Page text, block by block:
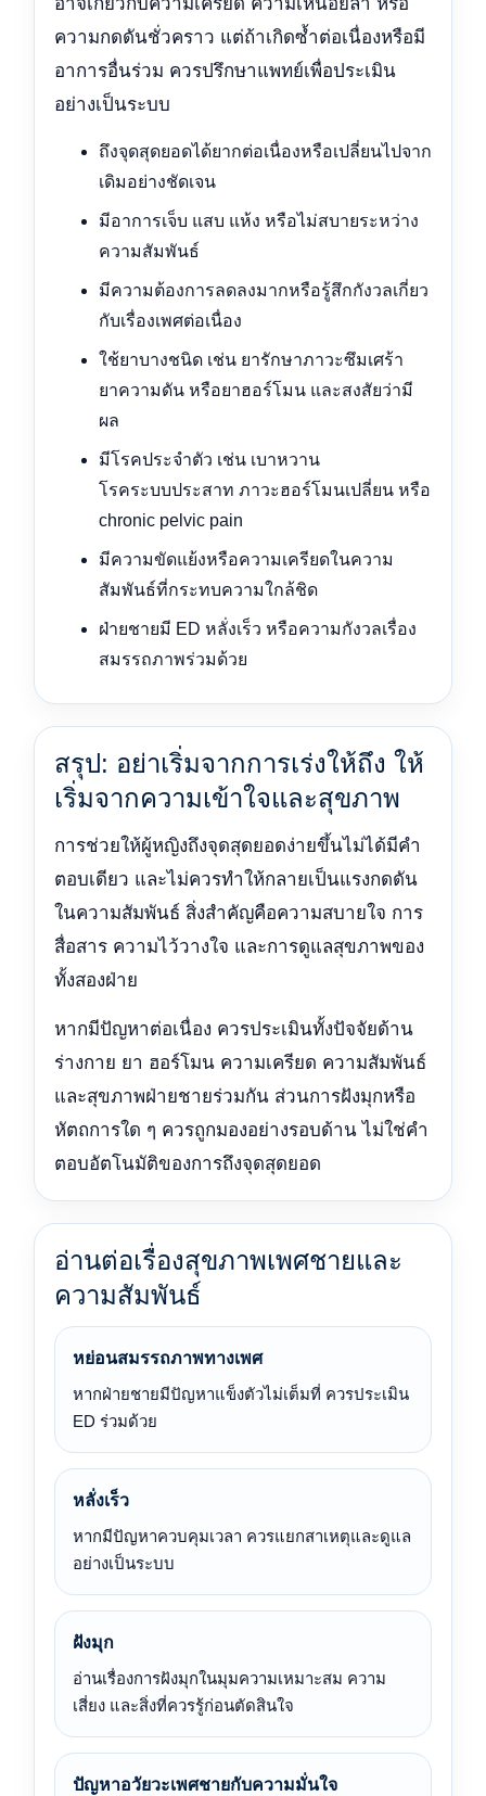
ความกดดันชั่วคราว แต่ถ้าเกิดซ้ำต่อเนื่องหรือมี
อาการอื่นร่วม ควรปรึกษาแพทย์เพื่อประเมิน
อย่างเป็นระบบ
ถึงจุดสุดยอดได้ยากต่อเนื่องหรือเปลี่ยนไปจาก
เดิมอย่างชัดเจน
มีอาการเจ็บ แสบ แห้ง หรือไม่สบายระหว่าง
ความสัมพันธ์
มีความต้องการลดลงมากหรือรู้สึกกังวลเกี่ยว
กับเรื่องเพศต่อเนื่อง
ใช้ยาบางชนิด เช่น ยารักษาภาวะซึมเศร้า
ยาความดัน หรือยาฮอร์โมน และสงสัยว่ามี
ผล
มีโรคประจำตัว เช่น เบาหวาน
โรคระบบประสาท ภาวะฮอร์โมนเปลี่ยน หรือ
chronic pelvic pain
มีความขัดแย้งหรือความเครียดในความ
สัมพันธ์ที่กระทบความใกล้ชิด
ฝ่ายชายมี ED หลั่งเร็ว หรือความกังวลเรื่อง
สมรรถภาพร่วมด้วย
สรุป: อย่าเริ่มจากการเร่งให้ถึง ให้
เริ่มจากความเข้าใจและสุขภาพ
การช่วยให้ผู้หญิงถึงจุดสุดยอดง่ายขึ้นไม่ได้มีคำ
ตอบเดียว และไม่ควรทำให้กลายเป็นแรงกดดัน
ในความสัมพันธ์ สิ่งสำคัญคือความสบายใจ การ
สื่อสาร ความไว้วางใจ และการดูแลสุขภาพของ
ทั้งสองฝ่าย
หากมีปัญหาต่อเนื่อง ควรประเมินทั้งปัจจัยด้าน
ร่างกาย ยา ฮอร์โมน ความเครียด ความสัมพันธ์
และสุขภาพฝ่ายชายร่วมกัน ส่วนการฝังมุกหรือ
หัตถการใด ๆ ควรถูกมองอย่างรอบด้าน ไม่ใช่คำ
ตอบอัตโนมัติของการถึงจุดสุดยอด
อ่านต่อเรื่องสุขภาพเพศชายและ
ความสัมพันธ์
หย่อนสมรรถภาพทางเพศ
หากฝ่ายชายมีปัญหาแข็งตัวไม่เต็มที่ ควรประเมิน
ED ร่วมด้วย
หลั่งเร็ว
หากมีปัญหาควบคุมเวลา ควรแยกสาเหตุและดูแล
อย่างเป็นระบบ
ฝังมุก
อ่านเรื่องการฝังมุกในมุมความเหมาะสม ความ
เสี่ยง และสิ่งที่ควรรู้ก่อนตัดสินใจ
ปัญหาอวัยวะเพศชายกับความมั่นใจ